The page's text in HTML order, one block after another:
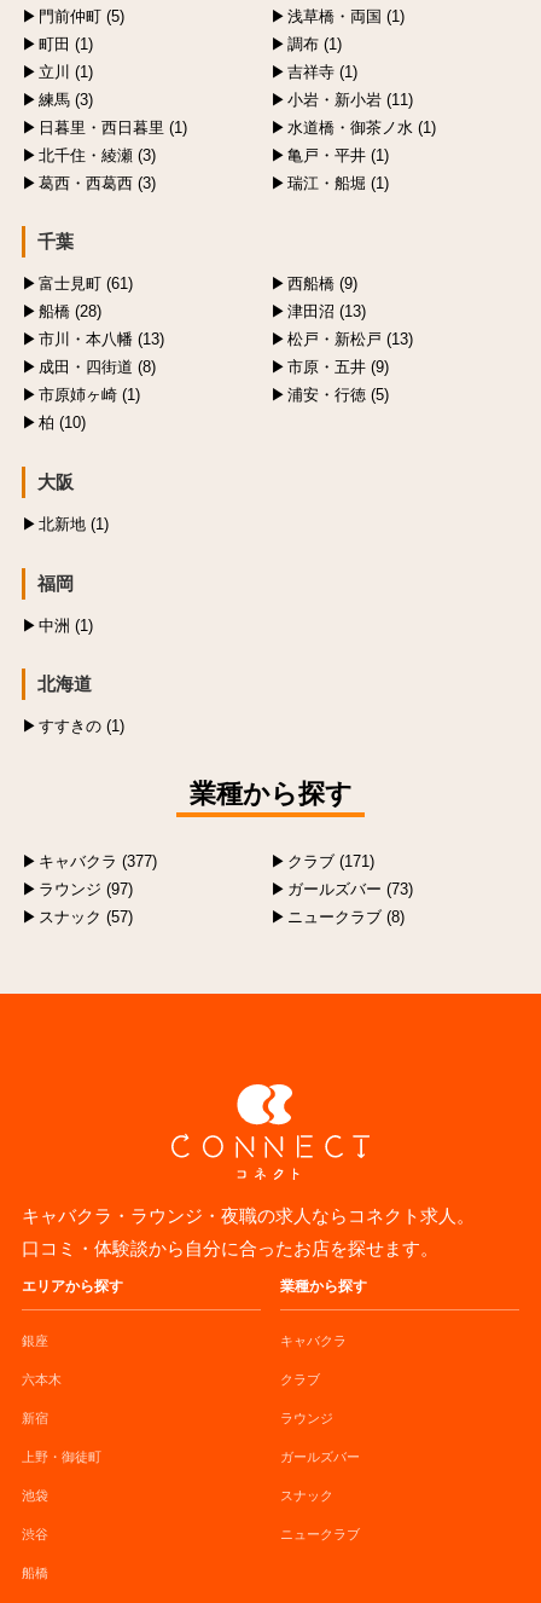
門前仲町 (5)
浅草橋・両国 (1)
町田 (1)
調布 (1)
立川 (1)
吉祥寺 (1)
練馬 (3)
小岩・新小岩 (11)
日暮里・西日暮里 (1)
水道橋・御茶ノ水 (1)
北千住・綾瀬 (3)
亀戸・平井 (1)
葛西・西葛西 (3)
瑞江・船堀 (1)
千葉
富士見町 (61)
西船橋 (9)
船橋 (28)
津田沼 (13)
市川・本八幡 (13)
松戸・新松戸 (13)
成田・四街道 (8)
市原・五井 (9)
市原姉ヶ崎 (1)
浦安・行徳 (5)
柏 (10)
大阪
北新地 (1)
福岡
中洲 (1)
北海道
すすきの (1)
業種から探す
キャバクラ (377)
クラブ (171)
ラウンジ (97)
ガールズバー (73)
スナック (57)
ニュークラブ (8)
キャバクラ・ラウンジ・夜職の求人ならコネクト求人。
口コミ・体験談から自分に合ったお店を探せます。
エリアから探す
銀座
六本木
新宿
上野・御徒町
池袋
渋谷
船橋
業種から探す
キャバクラ
クラブ
ラウンジ
ガールズバー
スナック
ニュークラブ